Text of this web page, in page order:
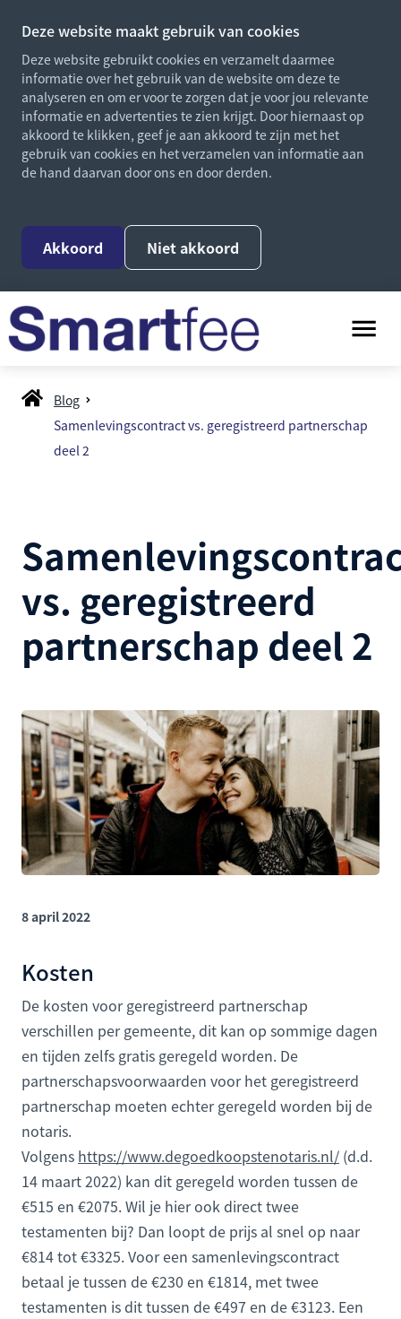
Deze website maakt gebruik van cookies
Deze website gebruikt cookies en verzamelt daarmee
informatie over het gebruik van de website om deze te
analyseren en om er voor te zorgen dat je voor jou relevante
informatie en advertenties te zien krijgt. Door hiernaast op
akkoord te klikken, geef je aan akkoord te zijn met het
gebruik van cookies en het verzamelen van informatie aan
de hand daarvan door ons en door derden.
Akkoord Niet akkoord
Blog
Samenlevingscontract vs. geregistreerd partnerschap
deel 2
vs. geregistreerd
partnerschap deel 2
8 april 2022
Kosten
De kosten voor geregistreerd partnerschap
verschillen per gemeente, dit kan op sommige dagen
en tijden zelfs gratis geregeld worden. De
partnerschapsvoorwaarden voor het geregistreerd
partnerschap moeten echter geregeld worden bij de
notaris.
Volgens https://www.degoedkoopstenotaris.nl/ (d.d.
14 maart 2022) kan dit geregeld worden tussen de
€515 en €2075. Wil je hier ook direct twee
testamenten bij? Dan loopt de prijs al snel op naar
€814 tot €3325. Voor een samenlevingscontract
betaal je tussen de €230 en €1814, met twee
testamenten is dit tussen de €497 en de €3123. Een